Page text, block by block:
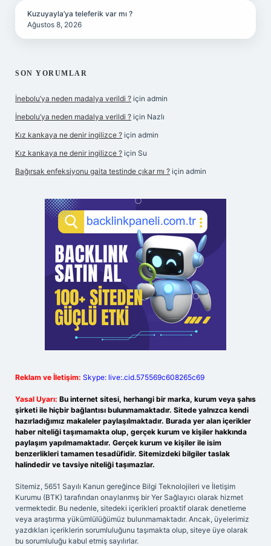
Kuzuyayla’ya teleferik var mı ?
Ağustos 8, 2026
SON YORUMLAR
İnebolu’ya neden madalya verildi ? için admin
İnebolu’ya neden madalya verildi ? için Nazlı
Kız kankaya ne denir ingilizce ? için admin
Kız kankaya ne denir ingilizce ? için Su
Bağırsak enfeksiyonu gaita testinde çıkar mı ? için admin
Reklam ve İletişim: Skype: live:.cid.575569c608265c69
Yasal Uyarı: Bu internet sitesi, herhangi bir marka, kurum veya şahıs
şirketi ile hiçbir bağlantısı bulunmamaktadır. Sitede yalnızca kendi
hazırladığımız makaleler paylaşılmaktadır. Burada yer alan içerikler
haber niteliği taşımamakta olup, gerçek kurum ve kişiler hakkında
paylaşım yapılmamaktadır. Gerçek kurum ve kişiler ile isim
benzerlikleri tamamen tesadüfidir. Sitemizdeki bilgiler taslak
halindedir ve tavsiye niteliği taşımazlar.
Sitemiz, 5651 Sayılı Kanun gereğince Bilgi Teknolojileri ve İletişim
Kurumu (BTK) tarafından onaylanmış bir Yer Sağlayıcı olarak hizmet
vermektedir. Bu nedenle, sitedeki içerikleri proaktif olarak denetleme
veya araştırma yükümlülüğümüz bulunmamaktadır. Ancak, üyelerimiz
yazdıkları içeriklerin sorumluluğunu taşımakta olup, siteye üye olarak
bu sorumluluğu kabul etmiş sayılırlar.